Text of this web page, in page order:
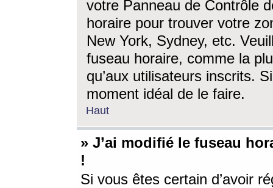
votre Panneau de Contrôle
horaire pour trouver votre
New York, Sydney, etc.
fuseau horaire, comme la
qu’aux utilisateurs inscrits.
moment idéal de le faire.
Haut
» J’ai modifié le fuseau
!
Si vous êtes certain d’avoir